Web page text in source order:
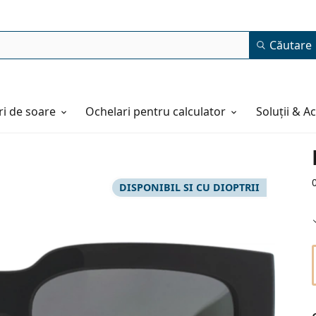
Căutare
de soare Ochelari pentru calculator Soluții &
DISPONIBIL SI CU DIOPTRII